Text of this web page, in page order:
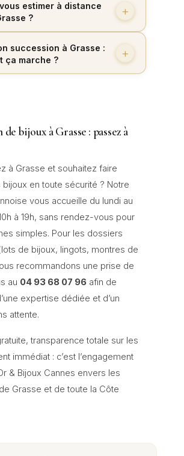
estimer à distance
?
succession à Grasse :
ça marche ?
bijoux à Grasse : passez à
à Grasse et souhaitez faire
en toute sécurité ? Notre
vous accueille du lundi au
à 19h, sans rendez-vous pour
simples. Pour les dossiers
de bijoux, lingots, montres de
recommandons une prise de
au 04 93 68 07 96afin de
expertise dédiée et d’un
attente.
transparence totale sur les
immédiat : c’est l’engagement
& Bijoux Cannes envers les
Grasse et de toute la Côte